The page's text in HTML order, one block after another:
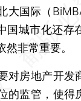
大国际（
国城市化还存
然非常重要。
房地产开发
的监管，使得